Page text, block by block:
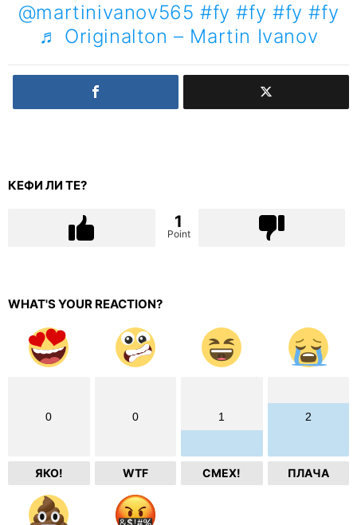
@martinivanov565 #fy #fy #fy #fy
♬ Originalton – Martin Ivanov
КЕФИ ЛИ ТЕ?
1
Point
WHAT'S YOUR REACTION?
0
ЯКО!
0
WTF
1
СМЕХ!
2
ПЛАЧА